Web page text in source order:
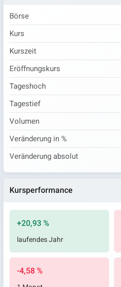
Börse
Kurs
Kurszeit
Eröffnungskurs
Tageshoch
Tagestief
Volumen
Veränderung in %
Veränderung absolut
Kursperformance
+20,93 %
laufendes Jahr
-4,58 %